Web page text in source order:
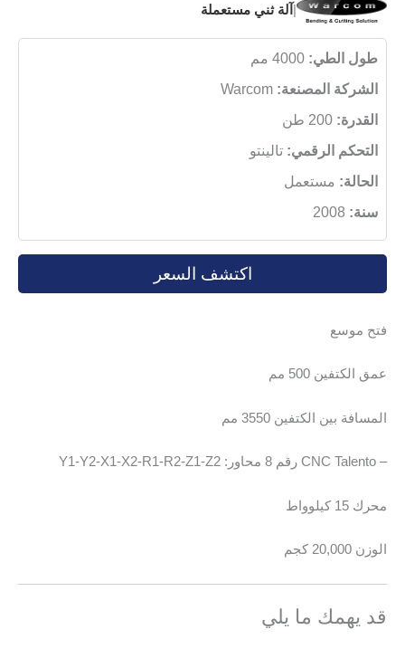
| آلة ثني مستعملة
طول الطي:
الشركة المصنعة:
القدرة:
التحكم الرقمي: تالينتو
الحالة: مستعمل
سنة:
اكتشف السعر
فتح موسع
عمق الكتفين 500 مم
المسافة بين الكتفين 3550 مم
– CNC Talento رقم 8 محاور: Y1-Y2-X1-X2-R1-R2-Z1-Z2
محرك 15 كيلوواط
الوزن 20,000 كجم
قد يهمك ما يلي